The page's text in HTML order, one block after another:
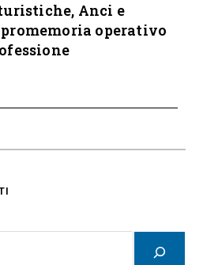
turistiche, Anci e
operativo